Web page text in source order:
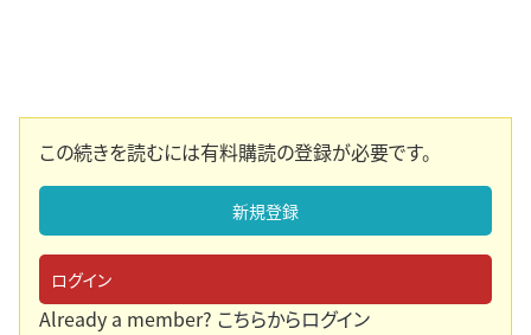
この続きを読むには有料購読の登録が必要です。
新規登録
ログイン
Already a member? こちらからログイン